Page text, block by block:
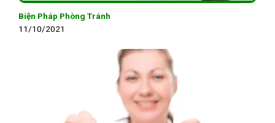
Biện Pháp Phòng Tránh
11/10/2021